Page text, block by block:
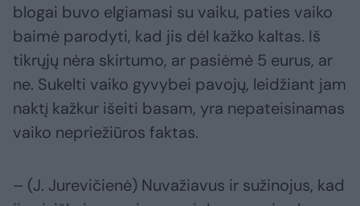
blogai buvo elgiamasi su vaiku, paties vaiko
baimė parodyti, kad jis dėl kažko kaltas. Iš
tikrųjų nėra skirtumo, ar pasiėmė 5 eurus, ar
ne. Sukelti vaiko gyvybei pavojų, leidžiant jam
naktį kažkur išeiti basam, yra nepateisinamas
vaiko nepriežiūros faktas.
– (J. Jurevičienė) Nuvažiavus ir sužinojus, kad